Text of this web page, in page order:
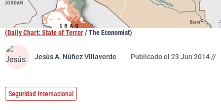
(Daily Chart: State of Terror/ The Economist)
Jesús A. Núñez Villaverde Publicado el 23 Jun 2014 //
Seguridad Internacional